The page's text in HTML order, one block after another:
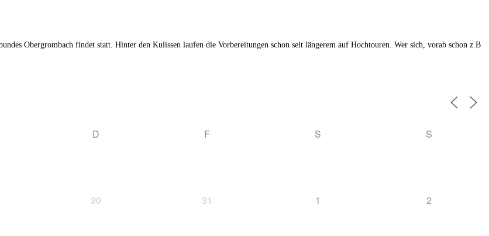
Obergrombach findet statt. Hinter den Kulissen laufen die Vorbereitungen schon seit längerem auf Hochtouren. Wer sich, vorab schon z.B
D F S S
30 31 1 2